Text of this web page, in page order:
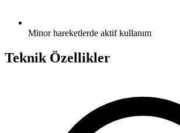
Minor hareketlerde aktif kullanım
Teknik Özellikler